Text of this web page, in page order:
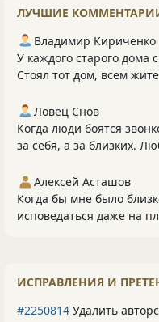
ЛУЧШИЕ
Владимир Кириченко
У каждого старого дома
Стоял тот дом, всем
Ловец Снов
Когда люди боятся
за себя, а за близких.
Алексей Асташов
Когда бы мне было
исповедаться даже на
ИСПРАВЛЕНИЯ И
#2250814 Удалить